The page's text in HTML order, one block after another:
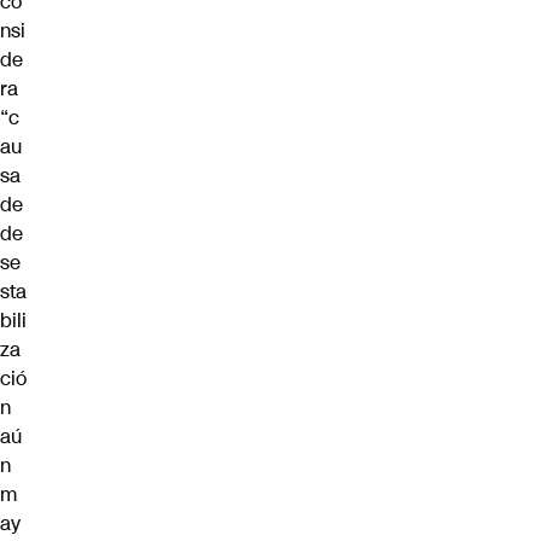
nsi
de
ra
“c
au
sa
de
de
se
sta
bili
za
ció
n
aú
n
m
ay